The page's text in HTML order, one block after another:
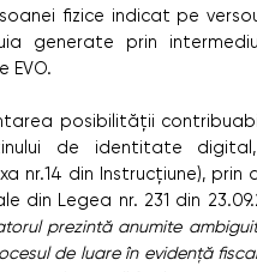
fizice indicat pe
generate prin
EVO.
posibilității
de identitate
nr.14 din Instrucțiune),
din Legea nr. 231 din
prezintă anumite
de luare în evidență